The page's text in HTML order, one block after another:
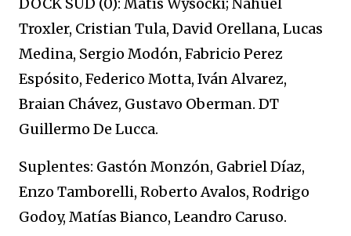
Troxler, Cristian Tula, David Orellana, Lucas
Medina, Sergio Modón, Fabricio Perez
Espósito, Federico Motta, Iván Alvarez,
Braian Chávez, Gustavo Oberman. DT
Guillermo De Lucca.
Suplentes: Gastón Monzón, Gabriel Díaz,
Enzo Tamborelli, Roberto Avalos, Rodrigo
Godoy, Matías Bianco, Leandro Caruso.